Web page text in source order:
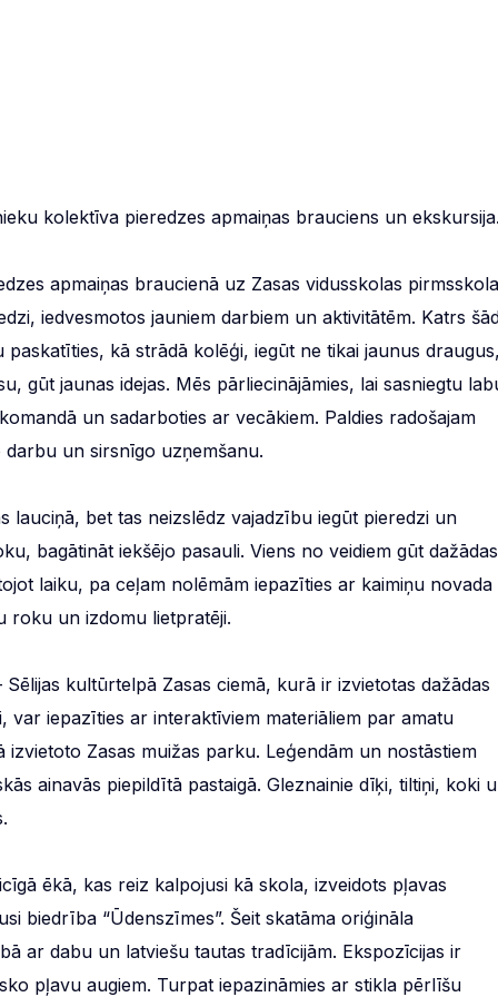
kolektīva pieredzes apmaiņas brauciens un
apmaiņas braucienā uz Zasas vidusskolas
iedvesmotos jauniem darbiem un aktivitātēm. Katrs
kā strādā kolēģi, iegūt ne tikai jaunus
gūt jaunas idejas. Mēs pārliecinājāmies, lai sasniegtu
un sadarboties ar vecākiem. Paldies radošajam
un sirsnīgo uzņemšanu.
lauciņā, bet tas neizslēdz vajadzību iegūt pieredzi un
bagātināt iekšējo pasauli. Viens no veidiem gūt dažādas
laiku, pa ceļam nolēmām iepazīties ar kaimiņu novada
roku un izdomu lietpratēji.
kultūrtelpā Zasas ciemā, kurā ir izvietotas dažādas
var iepazīties ar interaktīviem materiāliem par amatu
Zasas muižas parku. Leģendām un nostāstiem
ainavās piepildītā pastaigā. Gleznainie dīķi, tiltiņi, koki
ēkā, kas reiz kalpojusi kā skola, izveidots pļavas
biedrība “Ūdenszīmes”. Šeit skatāma oriģināla
ar dabu un latviešu tautas tradīcijām. Ekspozīcijas ir
pļavu augiem. Turpat iepazināmies ar stikla pērlīšu